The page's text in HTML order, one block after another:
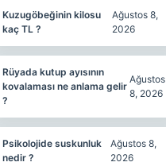
Kuzugöbeğinin kilosu
kaç TL ?
Ağustos 8,
2026
Rüyada kutup ayısının
kovalaması ne anlama gelir
?
Ağustos
8, 2026
Psikolojide suskunluk
nedir ?
Ağustos 8,
2026